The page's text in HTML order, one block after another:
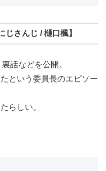
さんじ / 樋口楓】
話などを公開。
という委員長のエピソー
らしい。